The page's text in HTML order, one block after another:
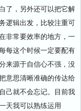
了，另外还可以把它解
逻辑出发，比较注重可
非常要效率的地方，一
每这个时候一定要配有
来源于自信心不强，没
意思清晰准确的传达给
己就不会忘记。目前我
天我可以熟练运用